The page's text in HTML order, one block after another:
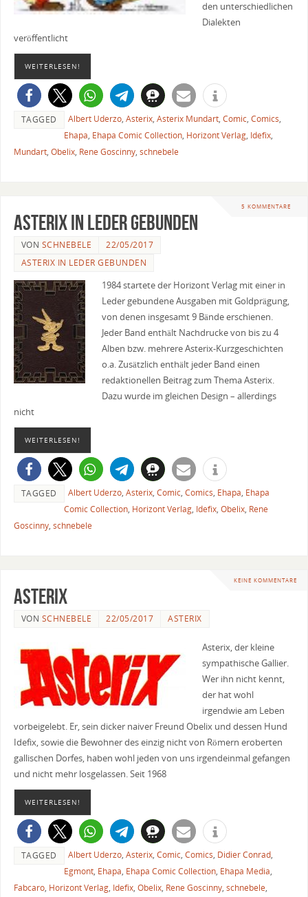
den unterschiedlichen
Dialekten
veröffentlicht
WEITERLESEN!
TAGGED Albert Uderzo, Asterix, Asterix Mundart, Comic, Comics,
Ehapa, Ehapa Comic Collection, Horizont Verlag, Idefix,
Mundart, Obelix, Rene Goscinny, schnebele
5 KOMMENTARE
Asterix in Leder gebunden
VON SCHNEBELE
22/05/2017
ASTERIX IN LEDER GEBUNDEN
1984 startete der Horizont Verlag mit einer in
Leder gebundene Ausgaben mit Goldprägung,
von denen insgesamt 9 Bände erschienen.
Jeder Band enthält Nachdrucke von bis zu 4
Alben bzw. mehrere Asterix-Kurzgeschichten
o.a. Zusätzlich enthält jeder Band einen
redaktionellen Beitrag zum Thema Asterix.
Dazu wurde im gleichen Design – allerdings
nicht
WEITERLESEN!
TAGGED Albert Uderzo, Asterix, Comic, Comics, Ehapa, Ehapa
Comic Collection, Horizont Verlag, Idefix, Obelix, Rene
Goscinny, schnebele
KEINE KOMMENTARE
Asterix
VON SCHNEBELE 22/05/2017 ASTERIX
Asterix, der kleine
sympathische Gallier.
Wer ihn nicht kennt,
der hat wohl
irgendwie am Leben
vorbeigelebt. Er, sein dicker naiver Freund Obelix und dessen Hund
Idefix, sowie die Bewohner des einzig nicht von Römern eroberten
gallischen Dorfes, haben wohl jeden von uns irgendeinmal gefangen
und nicht mehr losgelassen. Seit 1968
WEITERLESEN!
TAGGED Albert Uderzo, Asterix, Comic, Comics, Didier Conrad,
Egmont, Ehapa, Ehapa Comic Collection, Ehapa Media,
Fabcaro, Horizont Verlag, Idefix, Obelix, Rene Goscinny, schnebele,